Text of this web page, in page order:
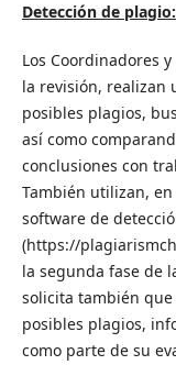
Detección de plagio:
Los Coordinadores
la revisión, realizan
posibles plagios,
así como
conclusiones con
También utilizan,
software de
(https://
la segunda fase de
solicita también
posibles plagios,
como parte de su